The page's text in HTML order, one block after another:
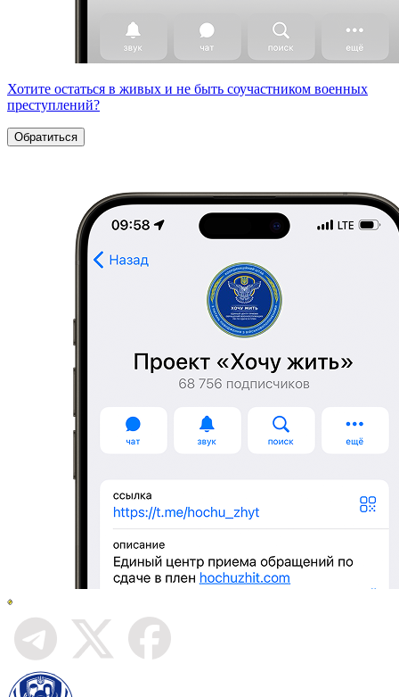
Хотите остаться в живых и не быть соучастником военных
преступлений?
Обратиться